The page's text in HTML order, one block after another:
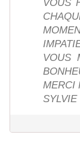
VOUS
VOUS
MERCI
SYLVIE